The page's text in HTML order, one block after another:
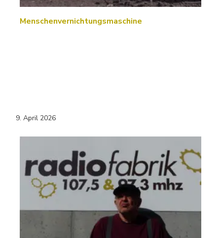
Menschenvernichtungsmaschine
9. April 2026